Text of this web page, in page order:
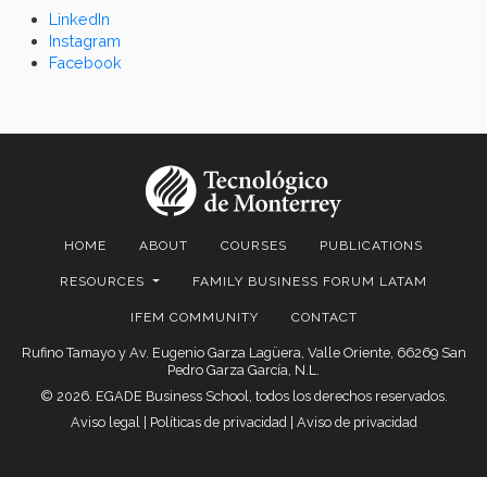
LinkedIn
Instagram
Facebook
HOME ABOUT COURSES PUBLICATIONS
RESOURCES FAMILY BUSINESS FORUM LATAM
IFEM COMMUNITY CONTACT
Rufino Tamayo y Av. Eugenio Garza Lagüera, Valle Oriente, 66269 San
Pedro Garza García, N.L.
© 2026. EGADE Business School, todos los derechos reservados.
Aviso legal| Políticas de privacidad| Aviso de privacidad